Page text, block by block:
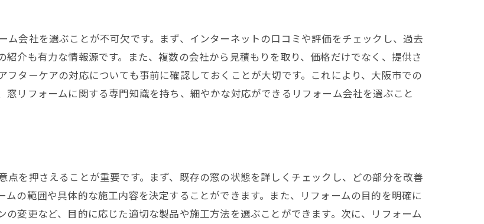
会社を選ぶことが不可欠です。まず、インターネットの口コミや評価をチェックし、過去
介も有力な情報源です。また、複数の会社から見積もりを取り、価格だけでなく、提供さ
ターケアの対応についても事前に確認しておくことが大切です。これにより、大阪市での
リフォームに関する専門知識を持ち、細やかな対応ができるリフォーム会社を選ぶこと
を押さえることが重要です。まず、既存の窓の状態を詳しくチェックし、どの部分を改善
の範囲や具体的な施工内容を決定することができます。また、リフォームの目的を明確に
変更など、目的に応じた適切な製品や施工方法を選ぶことができます。次に、リフォーム